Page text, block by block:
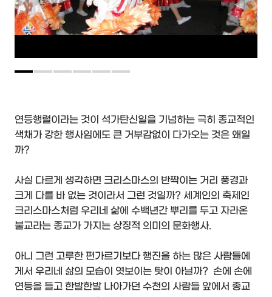
연등행렬이라는 것이 석가탄신일을 기념하는 극히 종교적인
색채가 강한 행사임에도 큰 거부감없이 다가오는 것은 왜일
까?
사실 다르게 생각하면 크리스마스의 반짝이는 거리 풍경과
크게 다를 바 없는 것이라서 그런 것일까? 세계인의 축제인
크리스마스처럼 우리네 삶에 수백년간 뿌리를 두고 자라온
불교라는 종교가 가지는 상징적 의미의 문화행사.
아니 그런 고루한 편가르기보다 행진을 하는 많은 사람들에
게서 우리네 삶의 모습이 엿보이는 탓이 아닐까? 손에 손에
연등을 들고 한발한발 나아가던 수천의 사람들 앞에서 종교